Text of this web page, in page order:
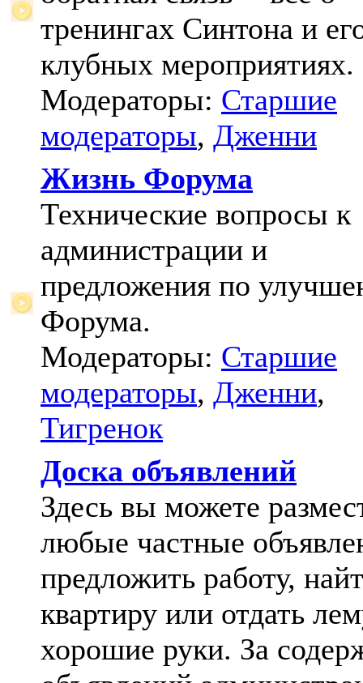
тренингах Синтона и
клубных мероприятиях.
Модераторы: Старшие
модераторы, Дженни
Жизнь Форума
Технические вопросы к
администрации и
предложения по
Форума.
Модераторы: Старшие
модераторы, Дженни,
Тигренок
Доска объявлений
Здесь вы можете
любые частные
предложить работу,
квартиру или отдать
хорошие руки. За